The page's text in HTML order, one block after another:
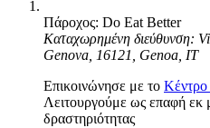
Πάροχος: Do Eat Better
Καταχωρημένη διεύθυνση:
Genova, 16121, Genoa, IT
Επικοινώνησε με το Κέντρο
Λειτουργούμε ως επαφή εκ
δραστηριότητας